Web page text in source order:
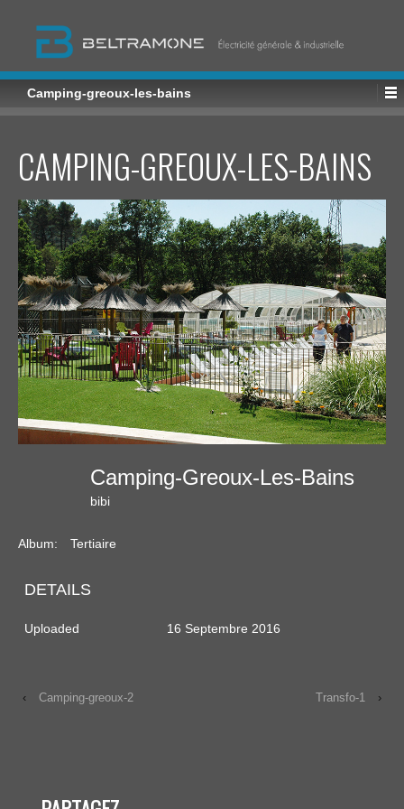
Camping-greoux-les-bains
CAMPING-GREOUX-LES-BAINS
Camping-Greoux-Les-Bains
bibi
Album: Tertiaire
DETAILS
Uploaded 16 Septembre 2016
‹ Camping-greoux-2 Transfo-1 ›